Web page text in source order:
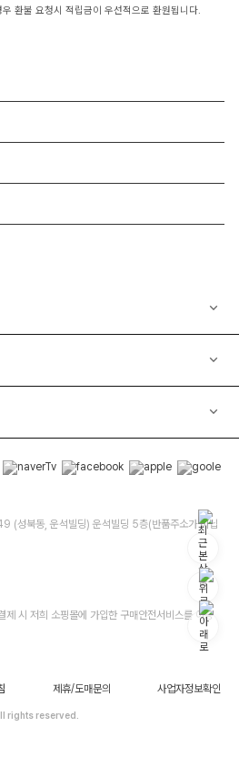
환불 요청시 적립금이 우선적으로 환원됩니다.
(성북동, 운석빌딩) 운석빌딩 5층(반품주소가 아닙
제 시 저희 소핑몰에 가입한 구매안전서비스를 이용
제휴/도매문의 사업자정보확인
rights reserved.